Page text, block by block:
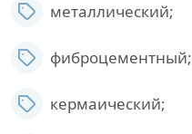
металлический;
фиброцементный;
кермаический;